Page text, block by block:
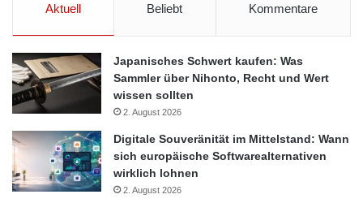
Kapazitäten. Das können zum Beispiel Fahrten zu sportlichen
tägliche Fahrt zum Arbeitsplatz kann mit Kollegen geteilt
werden, wodurch gerade zu Stoßzeiten der Straßenverkehr
deutlich reduziert werden kann“, so Biniaminov.
Über die Beförderung von Personen hinaus umfasst das
Angebot der App auch die Überbringung wichtiger Dokumente
oder kleinerer Möbelstücke. Mitglieder der RumBrum-
Aktuell Beliebt Kommentare
Japanisches Schwert kaufen: Was
Sammler über Nihonto, Recht und Wert
wissen sollten
2. August 2026
Digitale Souveränität im Mittelstand: Wann
sich europäische Softwarealternativen
wirklich lohnen
2. August 2026